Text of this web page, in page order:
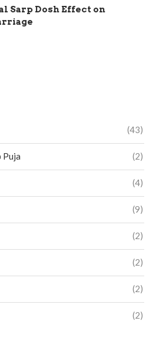
Sarp Dosh Effect on
(43)
Puja (2)
(4)
(9)
(2)
(2)
(2)
(2)